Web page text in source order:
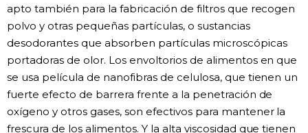
apto también para la fabricación de filtros que recogen
polvo y otras pequeñas partículas, o sustancias
desodorantes que absorben partículas microscópicas
portadoras de olor. Los envoltorios de alimentos en que
se usa película de nanofibras de celulosa, que tienen un
fuerte efecto de barrera frente a la penetración de
oxígeno y otros gases, son efectivos para mantener la
frescura de los alimentos. Y la alta viscosidad que tienen